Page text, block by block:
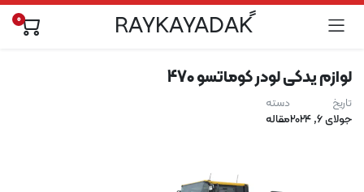
ًRAYKAYADAK 0
لوازم یدکی لودر کوماتسو 470
تاریخ
جولای 6, 2024
دسته
مقاله